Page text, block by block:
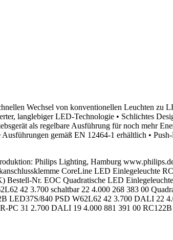
Wechsel von konventionellen Leuchten zu
langlebiger LED-Technologie • Schlichtes
als regelbare Ausführung für noch mehr
gemäß EN 12464-1 erhältlich •
Philips Lighting, Hamburg
CoreLine LED Einlegeleuchte
Bestell-Nr. EOC Quadratische LED
42 3.700 schaltbar 22 4.000 268 383 00
LED37S/840 PSD W62L62 42 3.700 DALI 22
PC 31 2.700 DALI 19 4.000 881 391 00